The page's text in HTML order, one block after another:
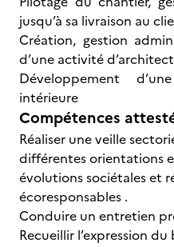
jusqu’à sa livraison au
Création, gestion
d’une activité
Développement
intérieure
Compétences
Réaliser une veille
différentes orientations
évolutions sociétales et
écoresponsables .
Conduire un entretien
Recueillir l’expression